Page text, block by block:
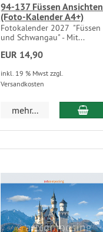
94-137 Füssen Ansichten
(Foto-Kalender A4+)
Fotokalender 2027 "Füssen
und Schwangau" - Mit...
EUR 14,90
inkl. 19 % Mwst zzgl.
Versandkosten
mehr...